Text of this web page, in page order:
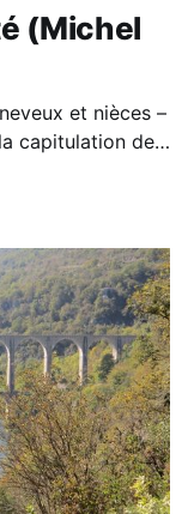
(Michel
et nièces –
cette